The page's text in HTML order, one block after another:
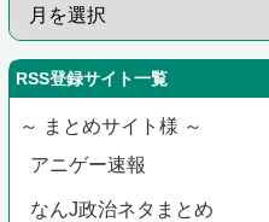
RSS登録サイト一覧
～ まとめサイト様 ～
アニゲー速報
なんJ政治ネタまとめ